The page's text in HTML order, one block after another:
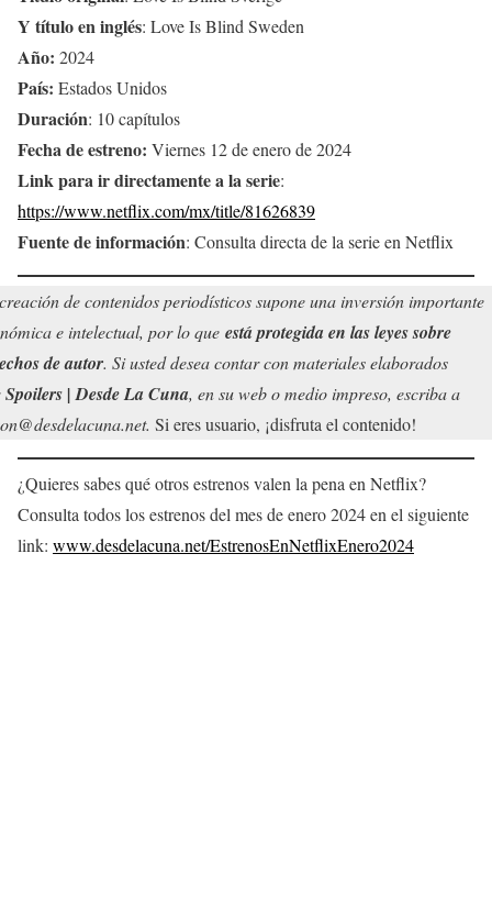
Y título en inglés: Love Is Blind Sweden
Año: 2024
País: Estados Unidos
Duración: 10 capítulos
Fecha de estreno: Viernes 12 de enero de 2024
Link para ir directamente a la serie:
https://www.netflix.com/mx/title/81626839
Fuente de información: Consulta directa de la serie en Netflix
de contenidos periodísticos supone una inversión importante
e intelectual, por lo que está protegida en las leyes sobre
de autor. Si usted desea contar con materiales elaborados
Spoilers | Desde La Cuna, en su web o medio impreso, escriba a
Si eres usuario, ¡disfruta el contenido!
¿Quieres sabes qué otros estrenos valen la pena en Netflix?
Consulta todos los estrenos del mes de enero 2024 en el siguiente
link: www.desdelacuna.net/EstrenosEnNetflixEnero2024